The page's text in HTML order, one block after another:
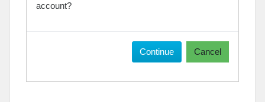
account?
Continue Cancel